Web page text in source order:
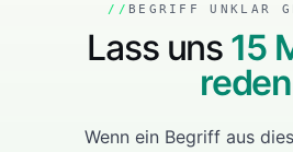
BEGRIFF UNKLAR
Lass uns 15
reden
Wenn ein Begriff aus